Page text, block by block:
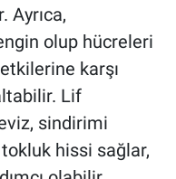
Ayrıca,
olup hücreleri
karşı
Lif
sindirimi
tokluk hissi sağlar,